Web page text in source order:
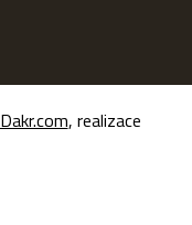
Dakr.com, realizace